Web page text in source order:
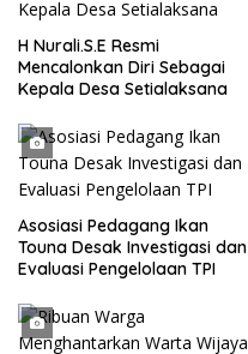
H Nurali.S.E Resmi
Mencalonkan Diri Sebagai
Kepala Desa Setialaksana
Asosiasi Pedagang Ikan
Touna Desak Investigasi dan
Evaluasi Pengelolaan TPI